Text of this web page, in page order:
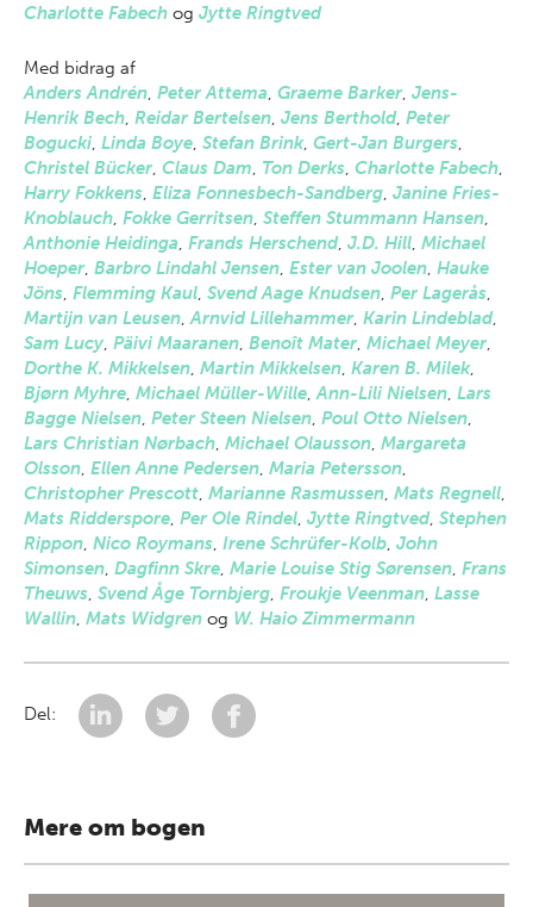
Charlotte Fabech og Jytte Ringtved
Med bidrag af
Anders Andrén, Peter Attema, Graeme Barker, Jens-
Henrik Bech, Reidar Bertelsen, Jens Berthold, Peter
Bogucki, Linda Boye, Stefan Brink, Gert-Jan Burgers,
Christel Bücker, Claus Dam, Ton Derks, Charlotte Fabech,
Harry Fokkens, Eliza Fonnesbech-Sandberg, Janine Fries-
Knoblauch, Fokke Gerritsen, Steffen Stummann Hansen,
Anthonie Heidinga, Frands Herschend, J.D. Hill, Michael
Hoeper, Barbro Lindahl Jensen, Ester van Joolen, Hauke
Jöns, Flemming Kaul, Svend Aage Knudsen, Per Lagerås,
Martijn van Leusen,Arnvid Lillehammer, Karin Lindeblad,
Sam Lucy, Päivi Maaranen, Benoît Mater, Michael Meyer,
Dorthe K. Mikkelsen, Martin Mikkelsen, Karen B. Milek,
Bjørn Myhre, Michael Müller-Wille,Ann-Lili Nielsen, Lars
Bagge Nielsen, Peter Steen Nielsen, Poul Otto Nielsen,
Lars Christian Nørbach, Michael Olausson, Margareta
Olsson, Ellen Anne Pedersen, Maria Petersson,
Christopher Prescott, Marianne Rasmussen, Mats Regnell,
Mats Ridderspore, Per Ole Rindel, Jytte Ringtved, Stephen
Rippon, Nico Roymans, Irene Schrüfer-Kolb, John
Simonsen, Dagfinn Skre, Marie Louise Stig Sørensen, Frans
Theuws, Svend Åge Tornbjerg, Froukje Veenman, Lasse
Wallin, Mats Widgren og W. Haio Zimmermann
Del:
Mere om bogen